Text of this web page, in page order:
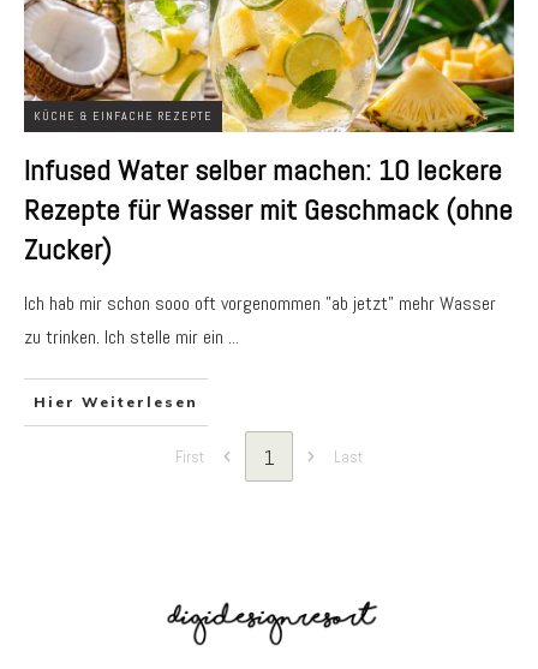
KÜCHE & EINFACHE REZEPTE
Infused Water selber machen: 10 leckere
Rezepte für Wasser mit Geschmack (ohne
Zucker)
Ich hab mir schon sooo oft vorgenommen "ab jetzt" mehr Wasser
zu trinken. Ich stelle mir ein ...
Hier Weiterlesen
First 1 Last